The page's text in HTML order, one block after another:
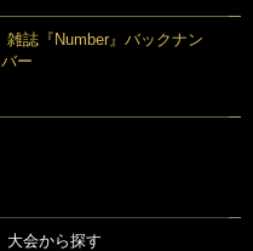
雑誌『Number』バックナン
バー
大会から探す